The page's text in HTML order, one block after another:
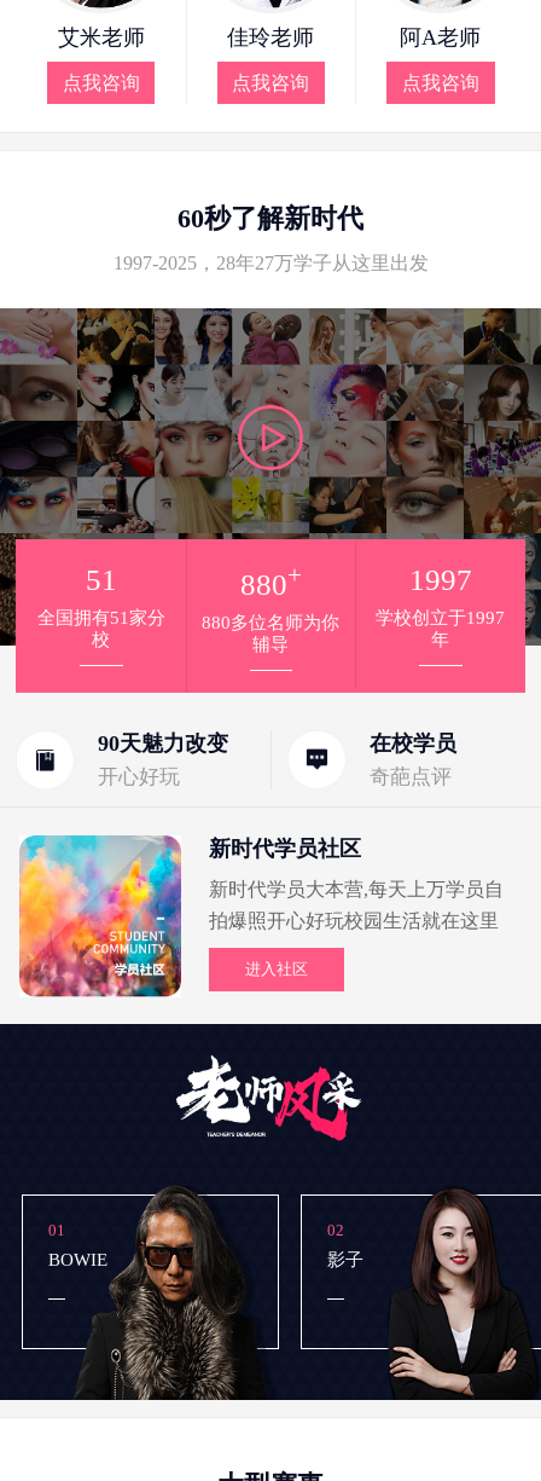
艾米老师
点我咨询
佳玲老师
点我咨询
阿A老师
点我咨询
60秒了解新时代
1997-2025，28年27万学子从这里出发
90天魅力改变
开心好玩
在校学员
奇葩点评
51
全国拥有51家分
校
880+
880多位名师为你
辅导
1997
学校创立于1997
年
新时代学员社区
新时代学员大本营,每天上万学员自
拍爆照开心好玩校园生活就在这里
进入社区
01
BOWIE
02
影子